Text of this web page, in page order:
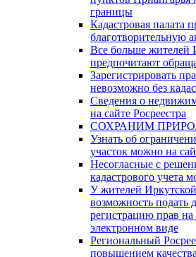
границы
Кадастровая палата
благотворительную
Все больше жителей
предпочитают
Зарегистрировать
невозможно без
Сведения о
на сайте Росреестра
СОХРАНИМ
Узнать об
участок можно на
Несогласные с
кадастрового учета
У жителей Иркутской
возможность подать
регистрацию прав
электронном виде
Региональный
повышением